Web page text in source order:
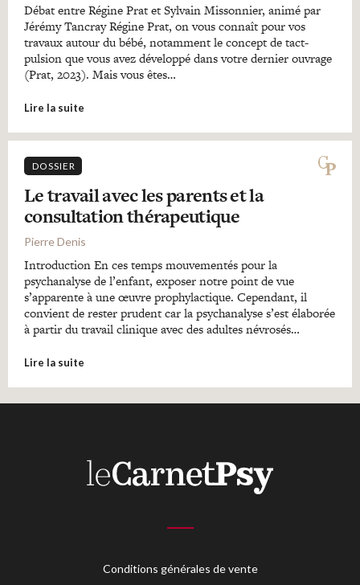
Débat entre Régine Prat et Sylvain Missonnier, animé par
Jérémy Tancray Régine Prat, on vous connaît pour vos
travaux autour du bébé, notamment le concept de tact-
pulsion que vous avez développé dans votre dernier ouvrage
(Prat, 2023). Mais vous êtes…
Lire la suite
DOSSIER
Le travail avec les parents et la
consultation thérapeutique
Pierre Denis
Introduction En ces temps mouvementés pour la
psychanalyse de l’enfant, exposer notre point de vue
s’apparente à une œuvre prophylactique. Cependant, il
convient de rester prudent car la psychanalyse s’est élaborée
à partir du travail clinique avec des adultes névrosés…
Lire la suite
Conditions générales de vente